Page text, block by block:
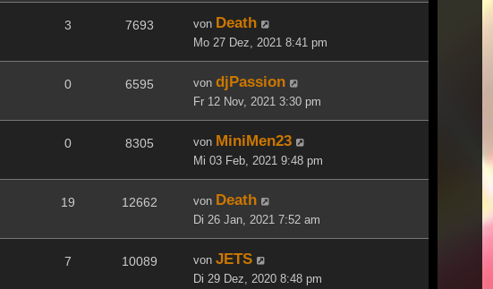
3 7693 von Death
Mo 27 Dez, 2021 8:41 pm
0 6595 von djPassion
Fr 12 Nov, 2021 3:30 pm
0 8305 von MiniMen23
Mi 03 Feb, 2021 9:48 pm
19 12662 von Death
Di 26 Jan, 2021 7:52 am
7 10089 von JETS
Di 29 Dez, 2020 8:48 pm